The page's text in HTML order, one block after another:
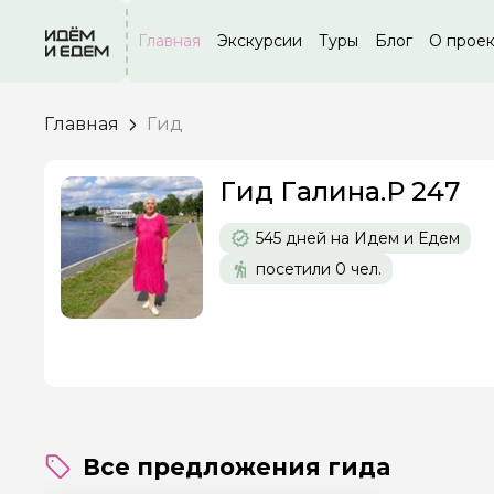
Главная Экскурсии Туры Блог О
Главная Гид
Гид Галина.Р 247
545 дней на Идем и Едем
посетили 0 чел.
Все предложения гида
Если у вас есть